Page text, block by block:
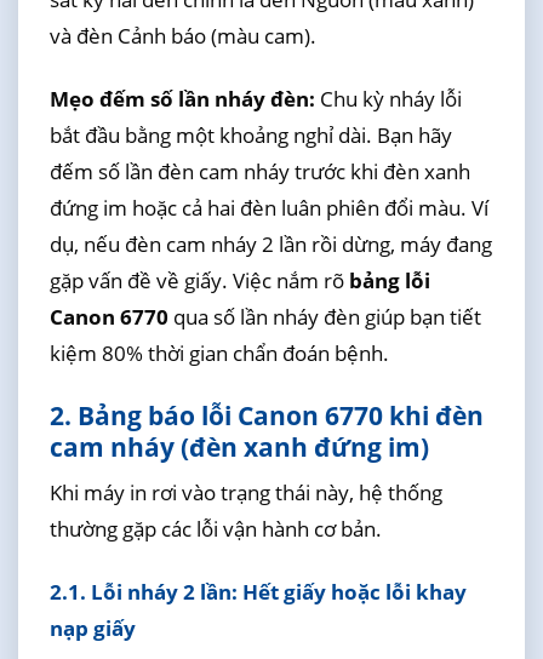
và đèn Cảnh báo (màu cam).
Mẹo đếm số lần nháy đèn: Chu kỳ nháy lỗi
bắt đầu bằng một khoảng nghỉ dài. Bạn hãy
đếm số lần đèn cam nháy trước khi đèn xanh
đứng im hoặc cả hai đèn luân phiên đổi màu. Ví
dụ, nếu đèn cam nháy 2 lần rồi dừng, máy đang
gặp vấn đề về giấy. Việc nắm rõ bảng lỗi
Canon 6770 qua số lần nháy đèn giúp bạn tiết
kiệm 80% thời gian chẩn đoán bệnh.
2. Bảng báo lỗi Canon 6770 khi đèn
cam nháy (đèn xanh đứng im)
Khi máy in rơi vào trạng thái này, hệ thống
thường gặp các lỗi vận hành cơ bản.
2.1. Lỗi nháy 2 lần: Hết giấy hoặc lỗi khay
nạp giấy